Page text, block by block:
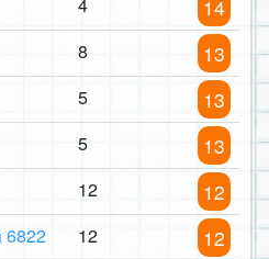
4 14
8 13
5 13
5 13
12 12
6822 12 12